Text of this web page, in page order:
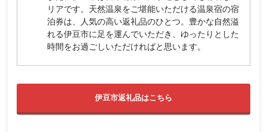
リアです。天然温泉をご堪能いただける温泉宿の宿
泊券は、人気の高い返礼品のひとつ。豊かな自然溢
れる伊豆市に足を運んでいただき、ゆったりとした
時間をお過ごしいただければと思います。
伊豆市返礼品はこちら